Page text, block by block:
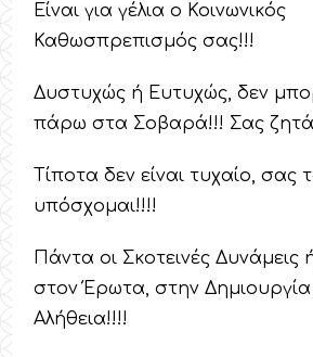
Είναι για γέλια ο Κοινωνικός
Καθωσπρεπισμός σας!!!
Δυστυχώς ή Ευτυχώς, δεν
πάρω στα Σοβαρά!!! Σας
Τίποτα δεν είναι τυχαίο, σας
υπόσχομαι!!!!
Πάντα οι Σκοτεινές Δυνάμεις
στον Έρωτα, στην Δημιουργία
Αλήθεια!!!!